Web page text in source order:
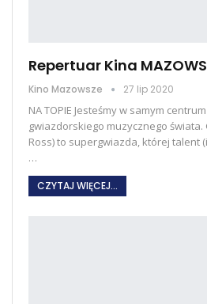
Repertuar Kina
Kino Mazowsze 27 lip 2020
NA TOPIE Jesteśmy w samym
gwiazdorskiego muzycznego świata.
Ross) to supergwiazda, której talent
…
CZYTAJ WIĘCEJ...